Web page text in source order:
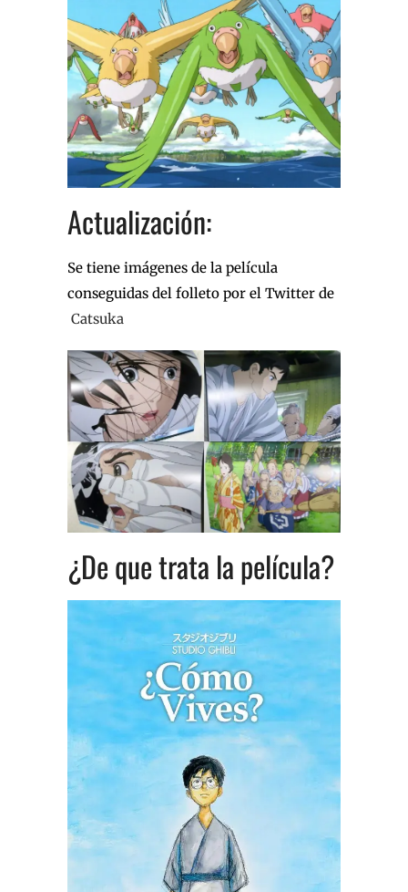
Actualización:
Se tiene imágenes de la película
conseguidas del folleto por el Twitter de
Catsuka
¿De que trata la película?